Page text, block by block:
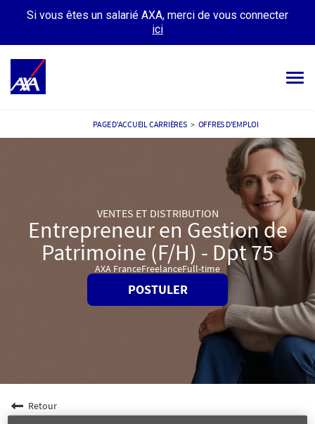
Si vous êtes un salarié AXA, merci de vous connecter
ici
MES CANDIDATURES MON PROFIL
PAGE D'ACCUEIL CARRIÈRES > OFFRES D'EMPLOI
VENTES ET DISTRIBUTION
Entrepreneur en Gestion de
Patrimoine (F/H) - Dpt 75
AXA FranceFreelanceFull-time
POSTULER
Retour